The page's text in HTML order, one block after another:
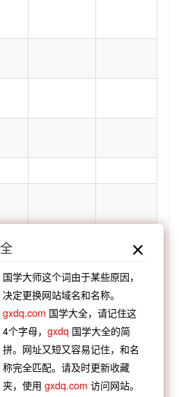
国学大师这个词由于某些原因，
决定更换网站域名和名称。
gxdq.com 国学大全，请记住这
4个字母，gxdq 国学大全的简
拼。网址又短又容易记住，和名
称完全匹配。请及时更新收藏
夹，使用gxdq.com 访问网站。